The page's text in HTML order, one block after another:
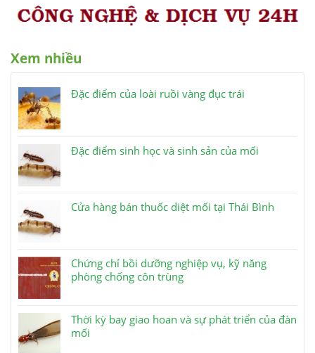
Xem nhiều
Đặc điểm của loài ruồi vàng đục trái
Đặc điểm sinh học và sinh sản của mối
Cửa hàng bán thuốc diệt mối tại Thái Bình
Chứng chỉ bồi dưỡng nghiệp vụ, kỹ năng
phòng chống côn trùng
Thời kỳ bay giao hoan và sự phát triển của đàn
mối